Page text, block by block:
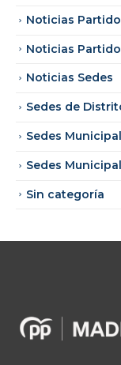
Noticias
Noticias
Noticias Sedes
Sedes de
Sedes
Sedes
Sin categoría